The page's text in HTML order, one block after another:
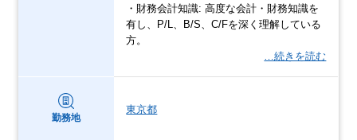
・財務会計知識: 高度な会計・財務知識を
有し、P/L、B/S、C/Fを深く理解している
方。
…続きを読む
勤務地
東京都